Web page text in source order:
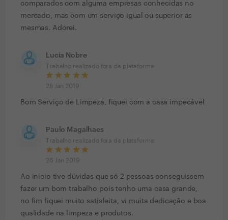
comparados com alguma empresas conhecidas no
mercado, mas com um serviço igual ou superior ás
mesmas. Adorei.
Lucia Nobre
Trabalho realizado fora da plataforma
28 Jan 2019
Bom Serviço de Limpeza, fiquei com a casa impecável
Paulo Magalhaes
Trabalho realizado fora da plataforma
26 Jan 2019
Ao inicio tive dúvidas que só 2 pessoas conseguissem
fazer um bom trabalho pois tenho uma casa grande,
no fim fiquei muito satisfeita, vi muita dedicação e boa
qualidade na limpeza e produtos.